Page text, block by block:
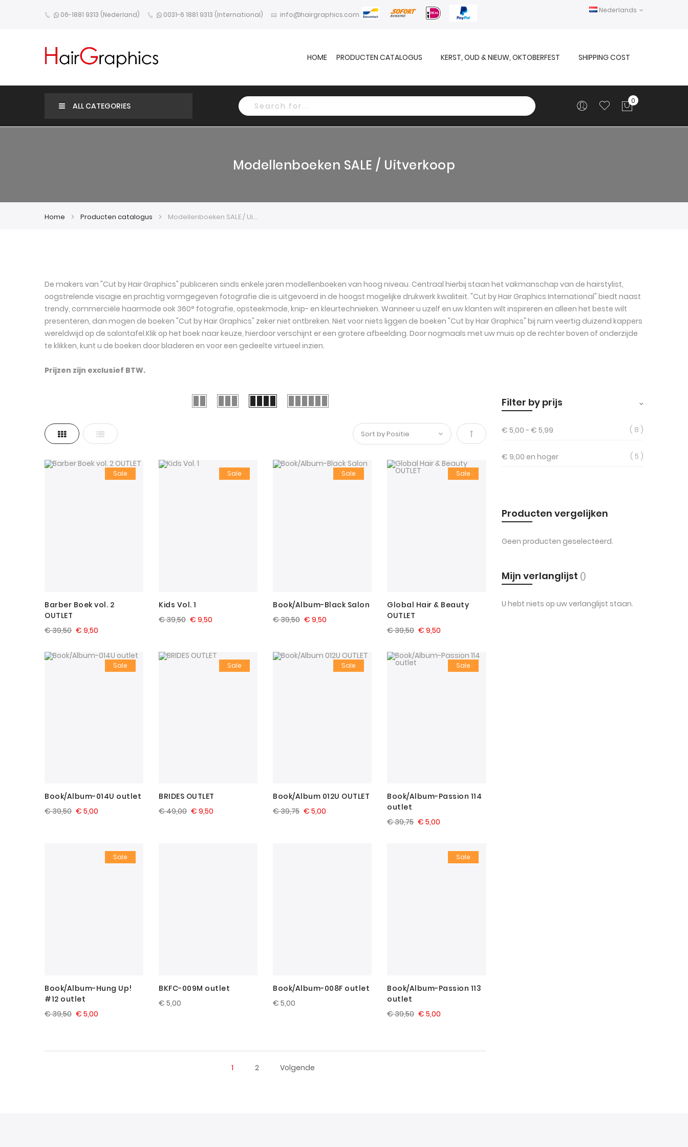
06-1881 9313 (Nederland) 0031-6 1881 9313 (International) info@hairgraphics.com
Nederlands
HOME PRODUCTEN CATALOGUS KERST, OUD & NIEUW, OKTOBERFEST SHIPPING COST
ALL CATEGORIES
Search
0
Modellenboeken SALE / Uitverkoop
Home Producten catalogus Modellenboeken SALE / Uitverkoop
De makers van "Cut by Hair Graphics" publiceren sinds enkele jaren modellenboeken van hoog niveau. Centraal hierbij staan het vakmanschap van de hairstylist,
oogstrelende visagie en prachtig vormgegeven fotografie die is uitgevoerd in de hoogst mogelijke drukwerk kwaliteit. "Cut by Hair Graphics International" biedt naast
trendy, commerciële haarmode ook 360° fotografie, opsteekmode, knip- en kleurtechnieken. Wanneer u uzelf en uw klanten wilt inspireren en alleen het beste wilt
presenteren, dan mogen de boeken "Cut by Hair Graphics" zeker niet ontbreken. Niet voor niets liggen de boeken "Cut by Hair Graphics" bij ruim veertig duizend kappers
wereldwijd op de salontafel.Klik op het boek naar keuze, hierdoor verschijnt er een grotere afbeelding. Door nogmaals met uw muis op de rechter boven of onderzijde
te klikken, kunt u de boeken door bladeren en voor een gedeelte virtueel inzien.
Prijzen zijn exclusief BTW.
Tonen
als
Foto-
Lijst
Van
Sale
Barber Boek vol. 2
OUTLET
€ 9,50
€ 39,50
Sale
Kids Vol. 1
€ 9,50
€ 39,50
Sale
Book/Album-Black Salon
€ 9,50
€ 39,50
Sale
Global Hair & Beauty
OUTLET
€ 9,50
€ 39,50
Sale
Book/Album-014U outlet
€ 5,00
€ 39,50
Sale
BRIDES OUTLET
€ 9,50
€ 49,00
Sale
Book/Album 012U OUTLET
€ 5,00
€ 39,75
Sale
Book/Album-Passion 114
outlet
€ 5,00
€ 39,75
Sale
Book/Album-Hung Up!
#12 outlet
€ 5,00
€ 39,50
BKFC-009M outlet
€ 5,00
Book/Album-008F outlet
€ 5,00
Sale
Book/Album-Passion 113
outlet
€ 5,00
€ 39,50
1 2 Volgende
Filter by prijs
€ 5,00 - € 5,99 8
€ 9,00 en hoger 5
Producten vergelijken
Geen producten geselecteerd.
Mijn verlanglijst
U hebt niets op uw verlanglijst staan.